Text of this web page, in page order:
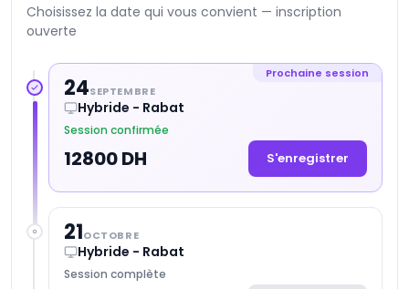
Choisissez la date qui vous convient — inscription
ouverte
Prochaine session
24SEPTEMBRE
Hybride - Rabat
Session confirmée
12800 DH S'enregistrer
21OCTOBRE
Hybride - Rabat
Session complète